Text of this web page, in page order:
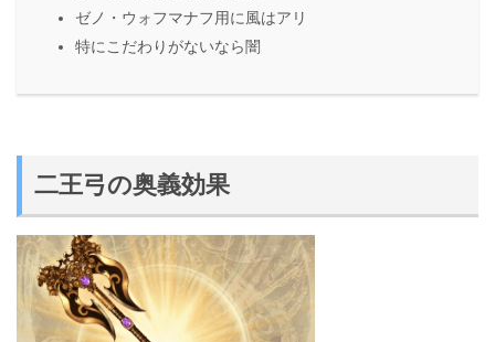
ゼノ・ウォフマナフ用に風はアリ
特にこだわりがないなら闇
二王弓の奥義効果